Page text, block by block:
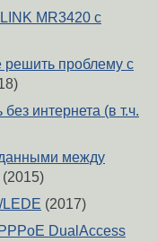
MR3420 с
решить проблему с
интернета (в т.ч.
между
(2015)
LEDE (2017)
DualAccess